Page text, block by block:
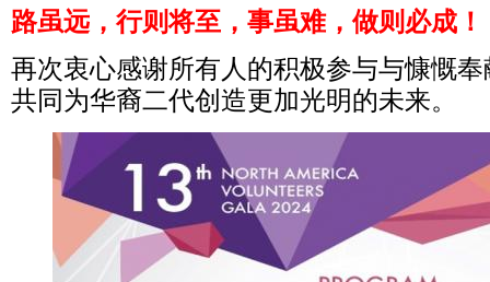
路虽远，行则将至，事虽难，做则必成！
再次衷心感谢所有人的积极参与与慷慨
共同为华裔二代创造更加光明的未来。